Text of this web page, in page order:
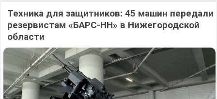
Техника для защитников: 45 машин передали
резервистам «БАРС-НН» в Нижегородской
области